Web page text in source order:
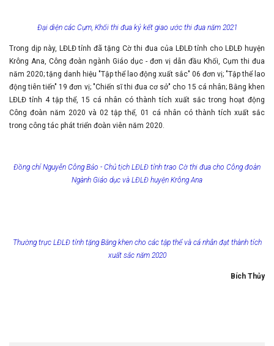
Đại diện các Cụm, Khối thi đua ký kết giao ước thi đua năm 2021
Trong dịp này, LĐLĐ tỉnh đã tặng Cờ thi đua của LĐLĐ tỉnh cho LĐLĐ huyện
Krông Ana, Công đoàn ngành Giáo dục - đơn vị dẫn đầu Khối, Cụm thi đua
năm 2020; tặng danh hiệu "Tập thể lao động xuất sắc" 06 đơn vị; "Tập thể lao
động tiên tiến" 19 đơn vị; "Chiến sĩ thi đua cơ sở" cho 15 cá nhân; Bằng khen
LĐLĐ tỉnh 4 tập thể, 15 cá nhân có thành tích xuất sắc trong hoạt động
Công đoàn năm 2020 và 02 tập thể, 01 cá nhân có thành tích xuất sắc
trong công tác phát triển đoàn viên năm 2020.
Đồng chí Nguyễn Công Bảo - Chủ tịch LĐLĐ tỉnh trao Cờ thi đua cho Công đoàn
Ngành Giáo dục và LĐLĐ huyện Krông Ana
Thường trực LĐLĐ tỉnh tặng Bằng khen cho các tập thể và cá nhân đạt thành tích
xuất sắc năm 2020
Bích Thủy